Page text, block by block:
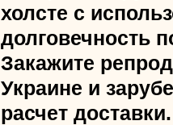
холсте с
долговечность
Закажите
Украине и
расчет